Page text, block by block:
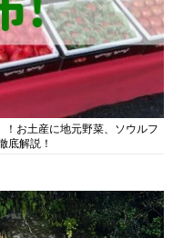
お土産に地元野菜、ソウルフ
底解説！